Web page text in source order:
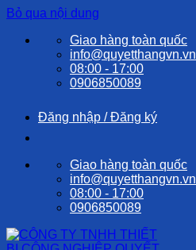
Bỏ qua nội dung
Giao hàng toàn quốc
info@quyetthangvn.vn
08:00 - 17:00
0906850089
Đăng nhập / Đăng ký
Giao hàng toàn quốc
info@quyetthangvn.vn
08:00 - 17:00
0906850089